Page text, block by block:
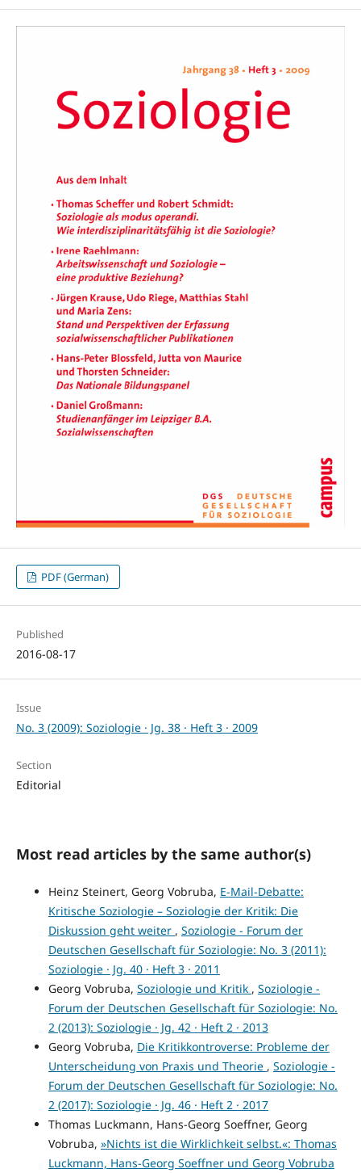
PDF (German)
Published
2016-08-17
Issue
No. 3 (2009): Soziologie · Jg. 38 · Heft 3 · 2009
Section
Editorial
Most read articles by the same author(s)
Heinz Steinert, Georg Vobruba, E-Mail-Debatte:
Kritische Soziologie – Soziologie der Kritik: Die
Diskussion geht weiter , Soziologie - Forum der
Deutschen Gesellschaft für Soziologie: No. 3 (2011):
Soziologie · Jg. 40 · Heft 3 · 2011
Georg Vobruba, Soziologie und Kritik , Soziologie -
Forum der Deutschen Gesellschaft für Soziologie: No.
2 (2013): Soziologie · Jg. 42 · Heft 2 · 2013
Georg Vobruba, Die Kritikkontroverse: Probleme der
Unterscheidung von Praxis und Theorie , Soziologie -
Forum der Deutschen Gesellschaft für Soziologie: No.
2 (2017): Soziologie · Jg. 46 · Heft 2 · 2017
Thomas Luckmann, Hans-Georg Soeffner, Georg
Vobruba, »Nichts ist die Wirklichkeit selbst.«: Thomas
Luckmann, Hans-Georg Soeffner und Georg Vobruba